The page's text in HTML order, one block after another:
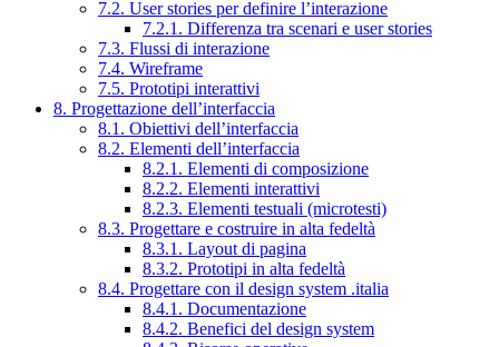
7.2. User stories per definire l’interazione
7.2.1. Differenza tra scenari e user stories
7.3. Flussi di interazione
7.4. Wireframe
7.5. Prototipi interattivi
8. Progettazione dell’interfaccia
8.1. Obiettivi dell’interfaccia
8.2. Elementi dell’interfaccia
8.2.1. Elementi di composizione
8.2.2. Elementi interattivi
8.2.3. Elementi testuali (microtesti)
8.3. Progettare e costruire in alta fedeltà
8.3.1. Layout di pagina
8.3.2. Prototipi in alta fedeltà
8.4. Progettare con il design system .italia
8.4.1. Documentazione
8.4.2. Benefici del design system